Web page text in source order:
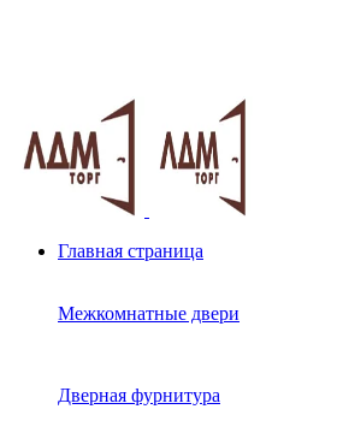
Главная страница
Межкомнатные двери
Дверная фурнитура